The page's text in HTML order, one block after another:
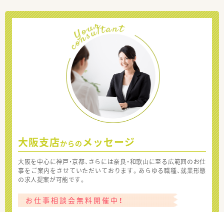
大阪支店からの メッセージ
大阪を中心に神戸・京都、さらには奈良・和歌山に至る広範囲のお仕
事をご案内をさせていただいております。あらゆる職種、就業形態
の求人提案が可能です。
お仕事相談会無料開催中！